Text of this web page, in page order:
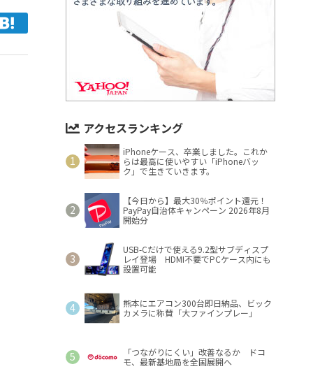
アクセスランキング
iPhoneケース、卒業しました。これか
らは最高に使いやすい「iPhoneバッ
ク」で生きていきます。
【今日から】最大30％ポイント還元！
PayPay自治体キャンペーン 2026年8月
開始分
USB-Cだけで使える9.2型サブディスプ
レイ登場 HDMI不要でPCケース内にも
設置可能
熊本にエアコン300台即日納品、ビック
カメラに称賛「大ファインプレー」
「つながりにくい」改善なるか ドコ
モ、最新基地局を全国展開へ